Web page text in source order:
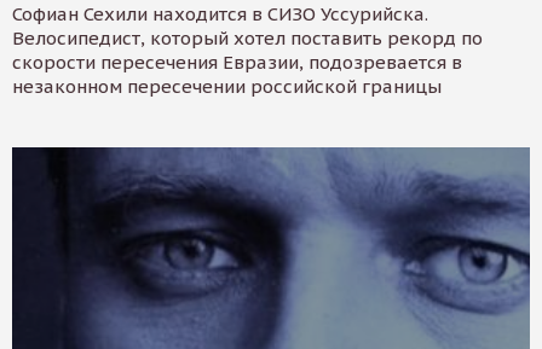
Софиан Сехили находится в СИЗО Уссурийска.
Велосипедист, который хотел поставить рекорд по
скорости пересечения Евразии, подозревается в
незаконном пересечении российской границы